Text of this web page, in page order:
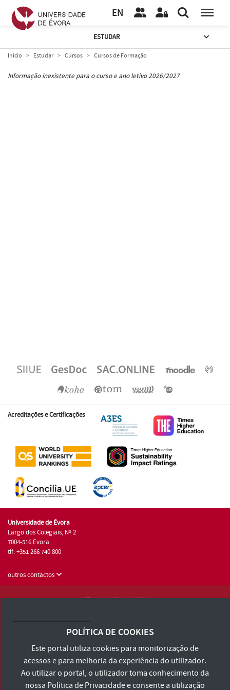
EN
ESTUDAR
Início Estudar Cursos Cursos de Formação
Informação inexistente para o curso e ano letivo 2026/2027
Acreditações e Certificações
Universidade de Évora
Largo dos Colegiais, Nº 2
7004-516 Évora
tlf: +351 266 740 800
outros contactos
Consulte os Termos e Condições e Política de Privacidade
Declaração de Acessibilidade
POLÍTICA DE COOKIES
Este portal utiliza cookies para monitorização de
acessos e para melhoria da experiência do utilizador.
Ao utilizar o portal, o utilizador toma conhecimento da
nossa Política de Privacidadee consente a utilização